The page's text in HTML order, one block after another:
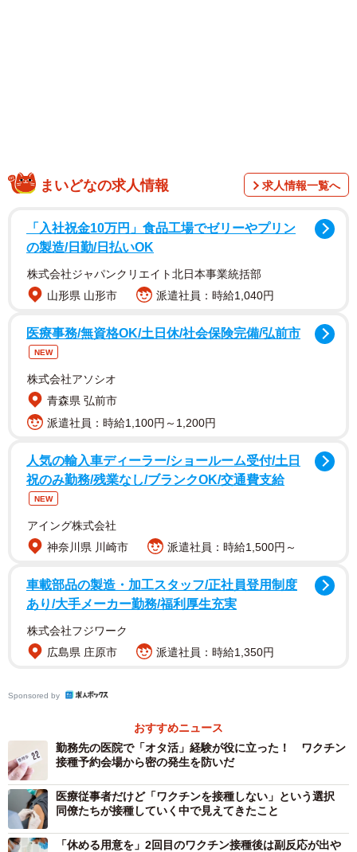
容器の中に残ったワクチン、集めて使っても大丈
夫？
――容器の中に残ったワクチンを集めて接種することに安
全上の問題はないのでしょうか。
ァイザー製薬のコミナティというワクチンの場合、バイア
ルのキャップを外して開封します。そこに溶解液の生理食
塩水を注入して、針の付いたシリンジを差して5本分もしく
は6本分のワクチンを吸い上げます。残ったワクチンにも十
分効果があるのですが、バイアル1本分の残量では足りない
場合2本分を足し合わせるのです。その操作が適切に行われ
たら異物の混入などはまずあり得ません。接種は可能で
――インフルエンザワクチンの場合、容器に残ったワクチ
「インフルエンザワクチンの場合、1バイアルに1ml
のワクチンが入っています。1人分が0.5mlなので二人分取
れます。しかし、少し余りが出ますので、その残液を使っ
て0.5mlにして接種するということは日常の診療の中であり
ます。添付文書には1バイアルから2人分取ると書いてある
ので、国がそれを積極的に推奨することはありません」
まいどなの求人情報 求人情報一覧へ
「入社祝金10万円」食品工場でゼリーやプリン
の製造/日勤/日払いOK
株式会社ジャパンクリエイト北日本事業統括部
山形県 山形市
派遣社員：時給1,040円
医療事務/無資格OK/土日休/社会保険完備/弘前市
NEW
株式会社アソシオ
青森県 弘前市
派遣社員：時給1,100円～1,200円
人気の輸入車ディーラー/ショールーム受付/土日
祝のみ勤務/残業なし/ブランクOK/交通費支給
NEW
アイング株式会社
神奈川県 川崎市
派遣社員：時給1,500円～
車載部品の製造・加工スタッフ/正社員登用制度
あり/大手メーカー勤務/福利厚生充実
株式会社フジワーク
広島県 庄原市
派遣社員：時給1,350円
Sponsored by
おすすめニュース
勤務先の医院で「オタ活」経験が役に立った！ ワクチン
接種予約会場から密の発生を防いだ
医療従事者だけど「ワクチンを接種しない」という選択
同僚たちが接種していく中で見えてきたこと
「休める用意を」2回目のワクチン接種後は副反応が出や